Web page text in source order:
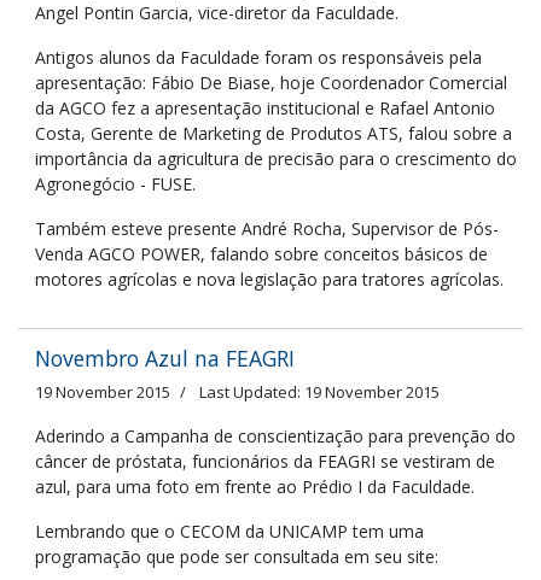
Angel Pontin Garcia, vice-diretor da Faculdade.
Antigos alunos da Faculdade foram os responsáveis pela
apresentação: Fábio De Biase, hoje Coordenador Comercial
da AGCO fez a apresentação institucional e Rafael Antonio
Costa, Gerente de Marketing de Produtos ATS, falou sobre a
importância da agricultura de precisão para o crescimento do
Agronegócio - FUSE.
Também esteve presente André Rocha, Supervisor de Pós-
Venda AGCO POWER, falando sobre conceitos básicos de
motores agrícolas e nova legislação para tratores agrícolas.
Novembro Azul na FEAGRI
19 November 2015 Last Updated: 19 November 2015
Aderindo a Campanha de conscientização para prevenção do
câncer de próstata, funcionários da FEAGRI se vestiram de
azul, para uma foto em frente ao Prédio I da Faculdade.
Lembrando que o CECOM da UNICAMP tem uma
programação que pode ser consultada em seu site: